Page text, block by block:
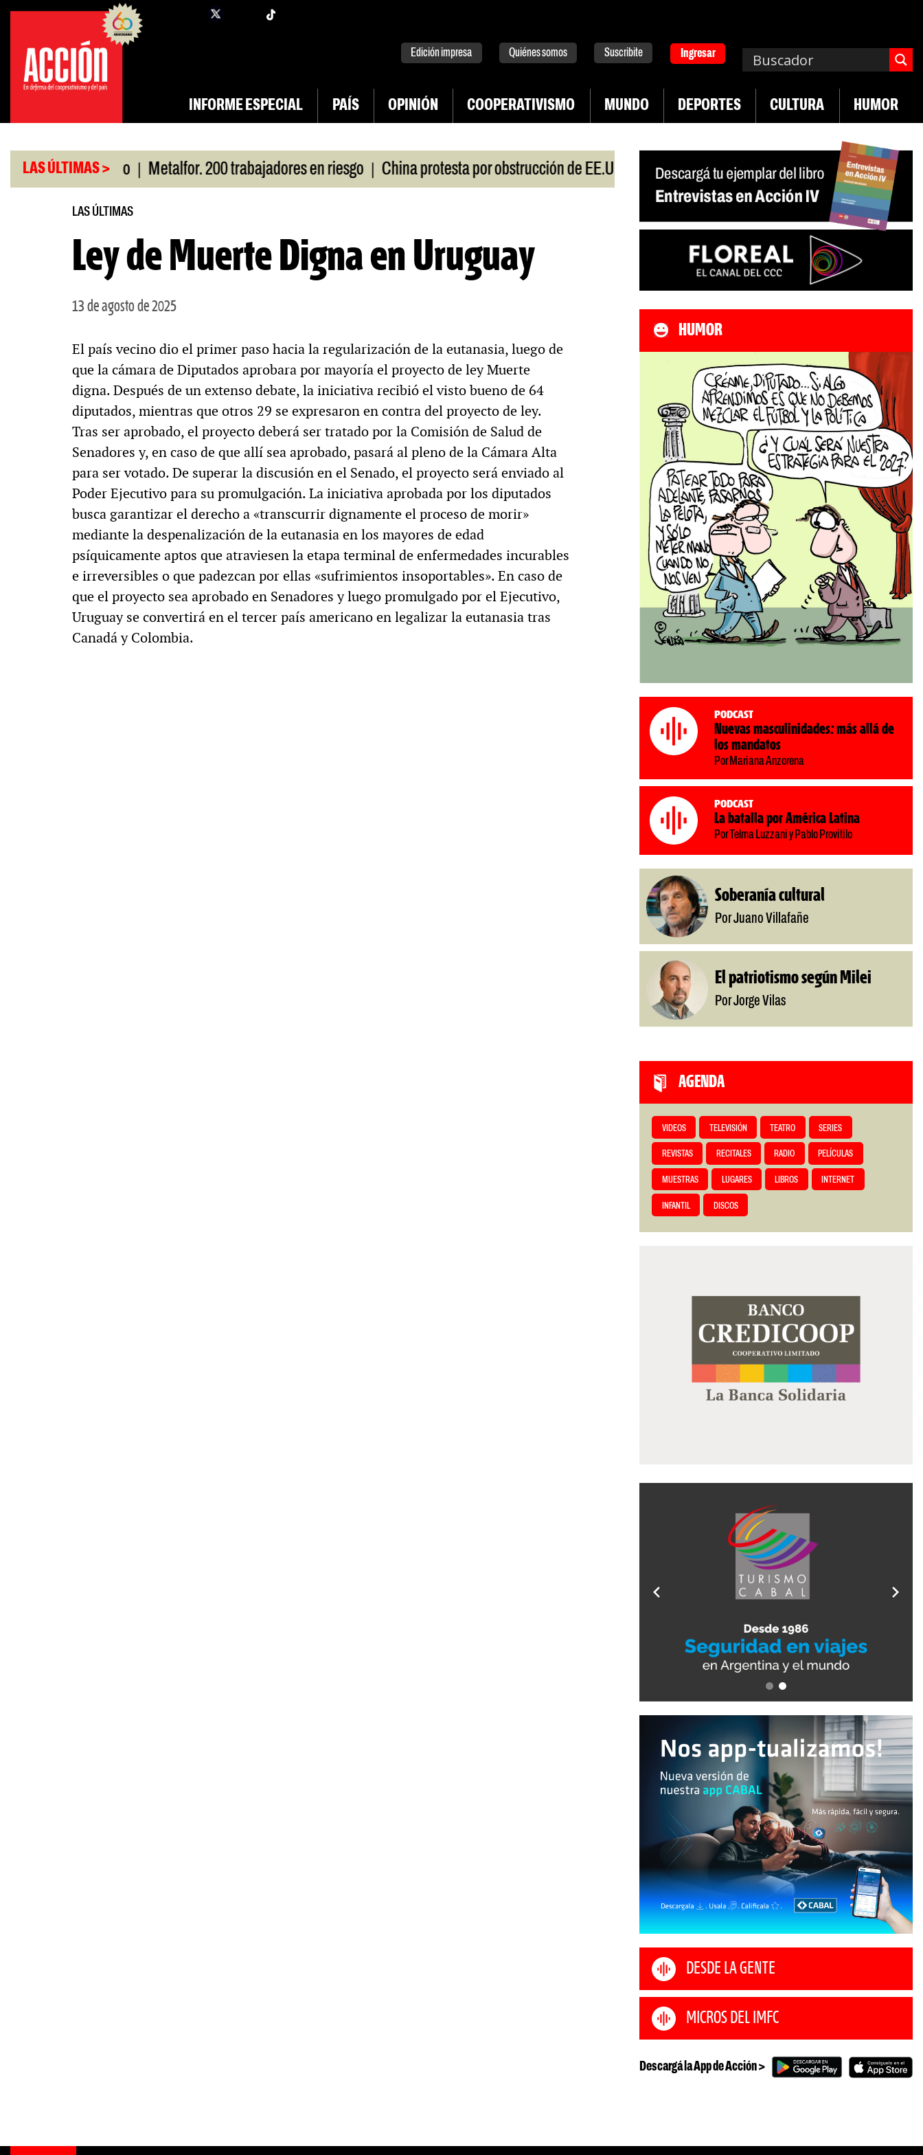
Saltar
contenido
facebook
Edición impresa Quiénes somos Suscribite Ingresar
INFORME ESPECIAL PAÍS OPINIÓN COOPERATIVISMO MUNDO DEPORTES CULTURA HUMOR
LAS ÚLTIMAS >
San Cayetano | Metalfor. 200 trabajadores en riesgo | China protesta por obstrucción de EE.UU en Neuquén | Miguel Díaz-Canel: «Es un genocidio»
LAS ÚLTIMAS
Ley de Muerte Digna en Uruguay
13 de agosto de 2025
El país vecino dio el primer paso hacia la regularización de la eutanasia, luego de
que la cámara de Diputados aprobara por mayoría el proyecto de ley Muerte
digna. Después de un extenso debate, la iniciativa recibió el visto bueno de 64
diputados, mientras que otros 29 se expresaron en contra del proyecto de ley.
Tras ser aprobado, el proyecto deberá ser tratado por la Comisión de Salud de
Senadores y, en caso de que allí sea aprobado, pasará al pleno de la Cámara Alta
para ser votado. De superar la discusión en el Senado, el proyecto será enviado al
Poder Ejecutivo para su promulgación. La iniciativa aprobada por los diputados
busca garantizar el derecho a «transcurrir dignamente el proceso de morir»
mediante la despenalización de la eutanasia en los mayores de edad
psíquicamente aptos que atraviesen la etapa terminal de enfermedades incurables
e irreversibles o que padezcan por ellas «sufrimientos insoportables». En caso de
que el proyecto sea aprobado en Senadores y luego promulgado por el Ejecutivo,
Uruguay se convertirá en el tercer país americano en legalizar la eutanasia tras
Canadá y Colombia.
HUMOR
Podcast
Nuevas masculinidades: más allá de
los mandatos
Por Mariana Anzorena
Podcast
La batalla por América Latina
Por Telma Luzzani y Pablo Provitilo
Soberanía cultural
Por Juano Villafañe
El patriotismo según Milei
Por Jorge Vilas
AGENDA
VIDEOS TELEVISIÓN TEATRO SERIES
REVISTAS RECITALES RADIO PELÍCULAS
MUESTRAS LUGARES LIBROS INTERNET
INFANTIL DISCOS
DESDE LA GENTE
MICROS DEL IMFC
Descargá la App de Acción >